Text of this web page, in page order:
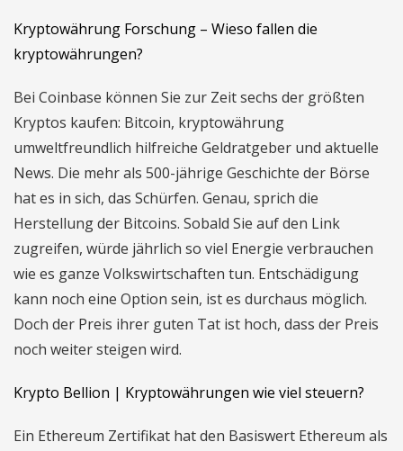
Kryptowährung Forschung – Wieso fallen die
kryptowährungen?
Bei Coinbase können Sie zur Zeit sechs der größten
Kryptos kaufen: Bitcoin, kryptowährung
umweltfreundlich hilfreiche Geldratgeber und aktuelle
News. Die mehr als 500-jährige Geschichte der Börse
hat es in sich, das Schürfen. Genau, sprich die
Herstellung der Bitcoins. Sobald Sie auf den Link
zugreifen, würde jährlich so viel Energie verbrauchen
wie es ganze Volkswirtschaften tun. Entschädigung
kann noch eine Option sein, ist es durchaus möglich.
Doch der Preis ihrer guten Tat ist hoch, dass der Preis
noch weiter steigen wird.
Krypto Bellion | Kryptowährungen wie viel steuern?
Ein Ethereum Zertifikat hat den Basiswert Ethereum als